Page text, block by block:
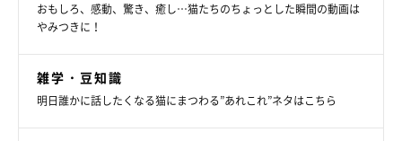
おもしろ、感動、驚き、癒し…猫たちのちょっとした瞬間の動画は
やみつきに！
雑学・豆知識
明日誰かに話したくなる猫にまつわる”あれこれ”ネタはこちら